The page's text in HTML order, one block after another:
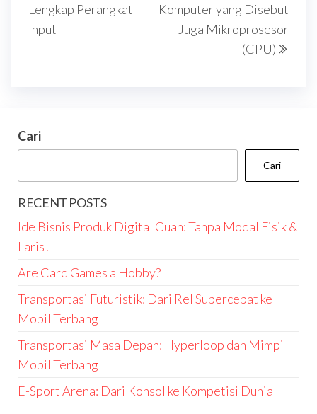
Lengkap Perangkat
Input
Komputer yang Disebut
Juga Mikroprosesor
(CPU)
Cari
Cari
RECENT POSTS
Ide Bisnis Produk Digital Cuan: Tanpa Modal Fisik &
Laris!
Are Card Games a Hobby?
Transportasi Futuristik: Dari Rel Supercepat ke
Mobil Terbang
Transportasi Masa Depan: Hyperloop dan Mimpi
Mobil Terbang
E-Sport Arena: Dari Konsol ke Kompetisi Dunia